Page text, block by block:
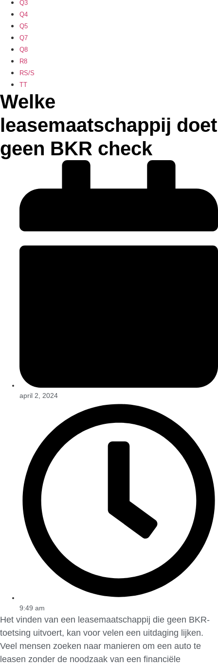
Q3
Q4
Q5
Q7
Q8
R8
RS/S
TT
Welke
leasemaatschappij doet
geen BKR check
april 2, 2024
9:49 am
Het vinden van een leasemaatschappij die geen BKR-
toetsing uitvoert, kan voor velen een uitdaging lijken.
Veel mensen zoeken naar manieren om een auto te
leasen zonder de noodzaak van een financiële